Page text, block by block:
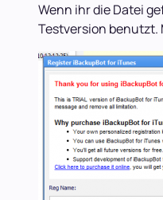
Wenn ihr die Datei
Testversion benutzt.